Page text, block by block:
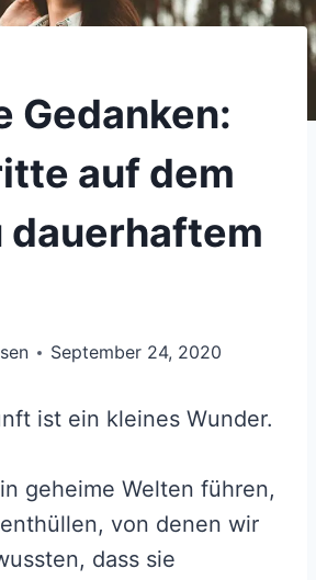
Gedanken:
auf dem
dauerhaftem
September 24, 2020
ist ein kleines Wunder.
geheime Welten führen,
von denen wir
dass sie